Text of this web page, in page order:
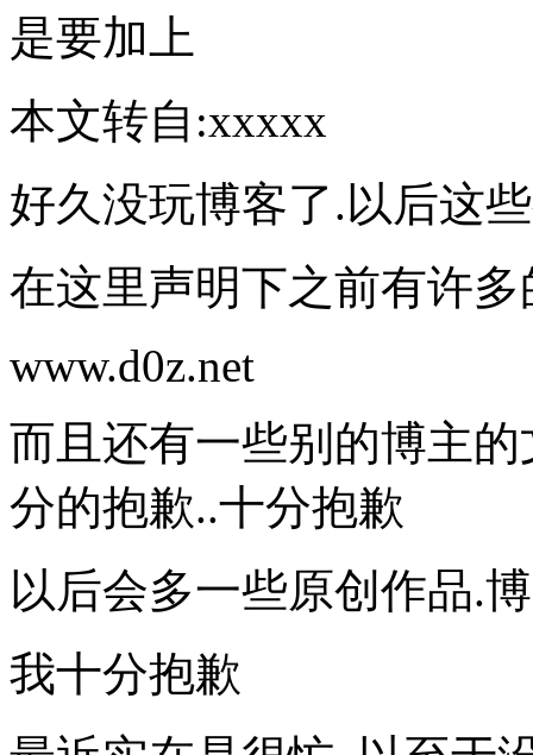
是要加上
本文转自:xxxxx
好久没玩博客了.以后这
在这里声明下之前有许
www.d0z.net
而且还有一些别的博主
分的抱歉..十分抱歉
以后会多一些原创作品.
我十分抱歉